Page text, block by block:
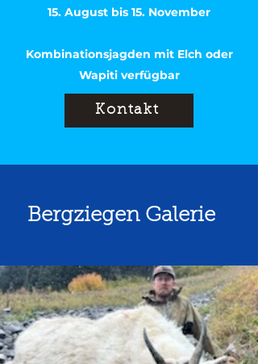
15. August bis 15. November
Kombinationsjagden mit Elch oder
Wapiti verfügbar
Kontakt
Bergziegen Galerie